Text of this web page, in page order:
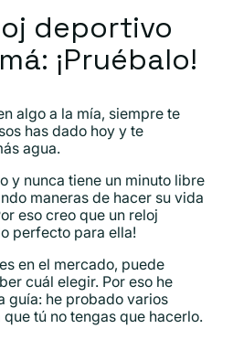
deportivo
¡Pruébalo!
algo a la mía, siempre te
has dado hoy y te
agua.
y nunca tiene un minuto libre
maneras de hacer su vida
eso creo que un reloj
perfecto para ella!
en el mercado, puede
cuál elegir. Por eso he
guía: he probado varios
tú no tengas que hacerlo.